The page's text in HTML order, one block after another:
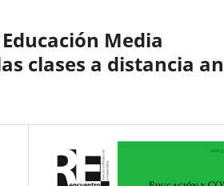
Media
clases a distancia